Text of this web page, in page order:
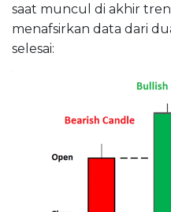
saat muncul di akhir
menafsirkan data dari
selesai: